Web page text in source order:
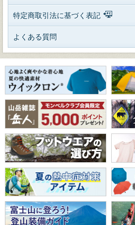
特定商取引法に基づく表記
よくある質問